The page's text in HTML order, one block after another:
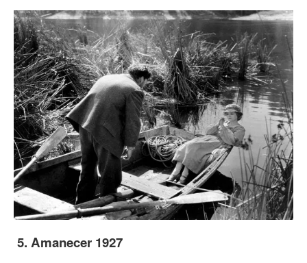
5. Amanecer 1927